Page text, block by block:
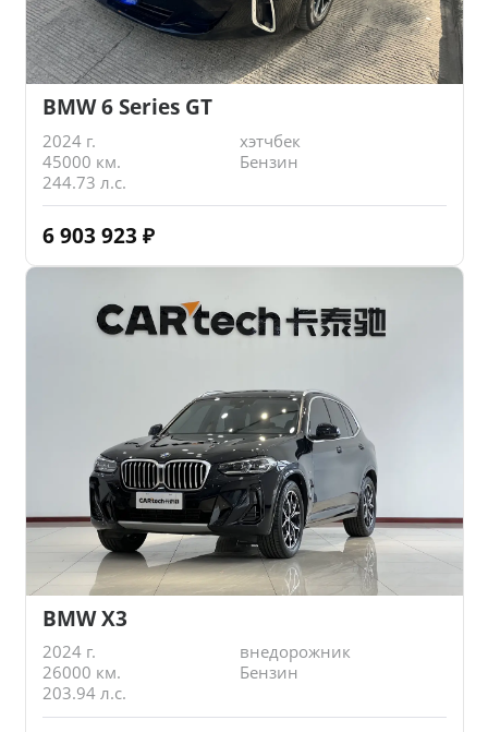
BMW 6 Series GT
2024 г.
хэтчбек
45000 км.
Бензин
244.73 л.с.
6 903 923 ₽
BMW X3
2024 г.
внедорожник
26000 км.
Бензин
203.94 л.с.